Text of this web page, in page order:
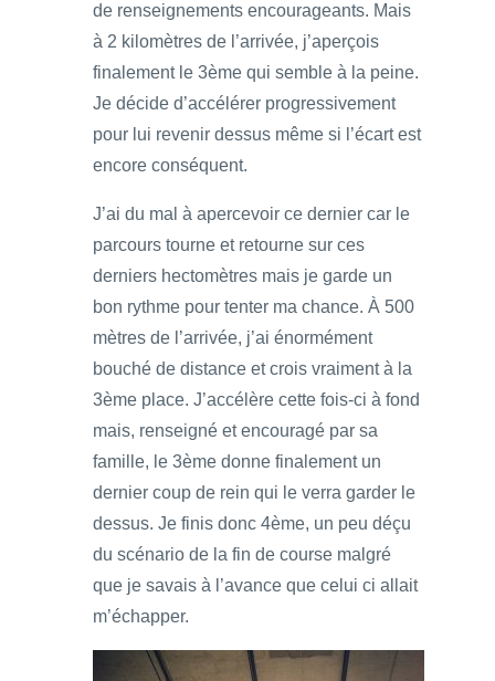
de renseignements encourageants. Mais
à 2 kilomètres de l’arrivée, j’aperçois
finalement le 3ème qui semble à la peine.
Je décide d’accélérer progressivement
pour lui revenir dessus même si l’écart est
encore conséquent.
J’ai du mal à apercevoir ce dernier car le
parcours tourne et retourne sur ces
derniers hectomètres mais je garde un
bon rythme pour tenter ma chance. À 500
mètres de l’arrivée, j’ai énormément
bouché de distance et crois vraiment à la
3ème place. J’accélère cette fois-ci à fond
mais, renseigné et encouragé par sa
famille, le 3ème donne finalement un
dernier coup de rein qui le verra garder le
dessus. Je finis donc 4ème, un peu déçu
du scénario de la fin de course malgré
que je savais à l’avance que celui ci allait
m’échapper.